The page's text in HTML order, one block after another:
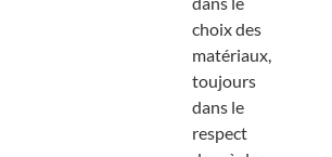
choix des
matériaux,
toujours
dans le
respect